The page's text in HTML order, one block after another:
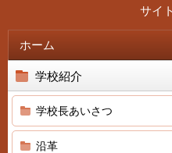
サイ
ホーム
学校紹介
学校長あいさつ
沿革